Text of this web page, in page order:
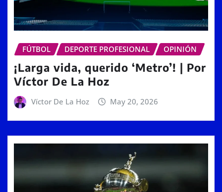
FÚTBOL DEPORTE PROFESIONAL OPINIÓN
¡Larga vida, querido ‘Metro’! | Por
Víctor De La Hoz
Víctor De La Hoz May 20, 2026